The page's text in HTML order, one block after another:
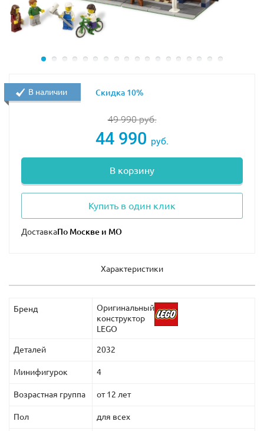
выставочном виде.
Размер модели в собранном виде составляет
49 990руб.
44 990 руб.
В корзину
Купить в один клик
Доставка
В наличии Скидка 10%
Характеристики
Бренд
Оригинальный
конструктор
LEGO
Деталей 2032
Минифигурок 4
Возрастная группа от 12 лет
Пол для всех